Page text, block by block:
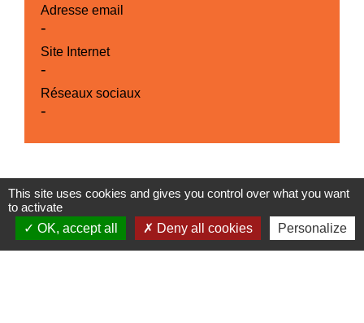
Adresse email
-
Site Internet
-
Réseaux sociaux
-
Contacts
Commune de Cagnac-les-Mines
This site uses cookies and gives you control over what you want
to activate
OK, accept all
Deny all cookies Personalize